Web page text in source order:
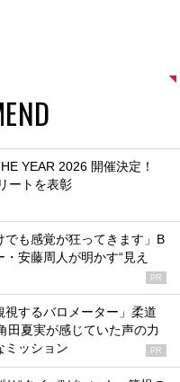
YEAR 2026 開催決定！
ートを表彰
でも感覚が狂ってきます」B
安藤周人が明かす“見え
PR
視するバロメーター」柔道
田夏実が感じていた声の力
ミッション
PR